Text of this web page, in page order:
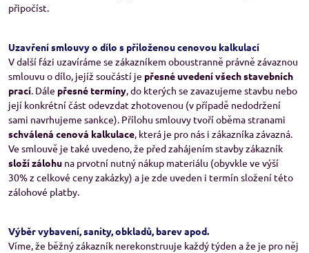
připočíst.
Uzavření smlouvy o dílo s přiloženou cenovou kalkulací
V další fázi uzavíráme se zákazníkem oboustranně právně závaznou
smlouvu o dílo, jejíž součástí je přesné uvedení všech stavebních
prací. Dále přesné termíny, do kterých se zavazujeme stavbu nebo
její konkrétní část odevzdat zhotovenou (v případě nedodržení
sami navrhujeme sankce). Přílohu smlouvy tvoří oběma stranami
schválená cenová kalkulace, která je pro nás i zákazníka závazná.
Ve smlouvě je také uvedeno, že před zahájením stavby zákazník
složí zálohu na prvotní nutný nákup materiálu (obyvkle ve výší
30% z celkové ceny zakázky) a je zde uveden i termín složení této
zálohové platby.
Výběr vybavení, sanity, obkladů, barev apod.
Víme, že běžný zákazník nerekonstruuje každý týden a že je pro něj